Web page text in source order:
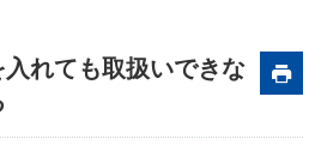
入れても取扱いできな